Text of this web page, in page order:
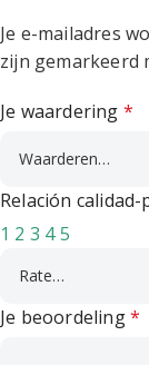
Je e-mailadres
zijn gemarkeerd
Je waardering *
Relación calidad-
1 2 3 4 5
Je beoordeling*